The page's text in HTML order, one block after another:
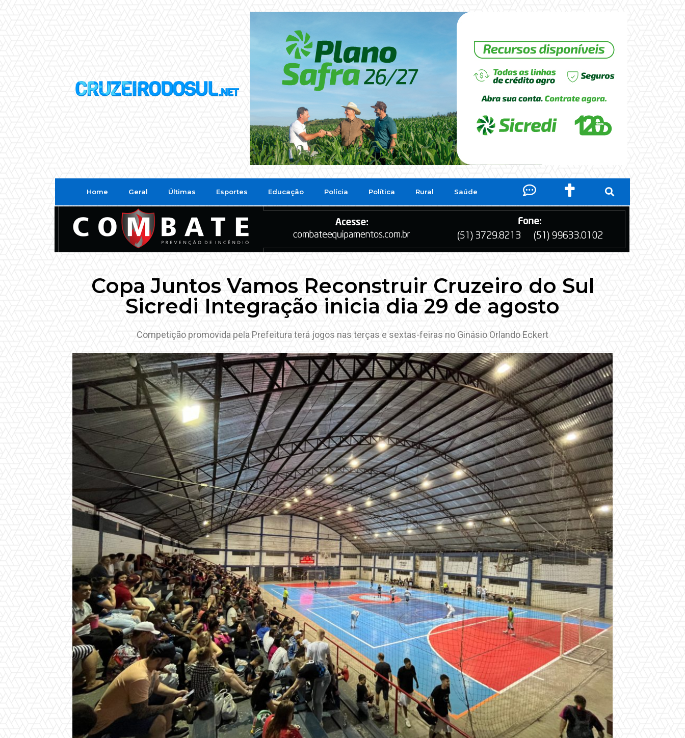
Home Geral Últimas Esportes Educação Polícia Política Rural Saúde
Copa Juntos Vamos Reconstruir Cruzeiro do Sul
Sicredi Integração inicia dia 29 de agosto
Competição promovida pela Prefeitura terá jogos nas terças e sextas-feiras no Ginásio Orlando Eckert